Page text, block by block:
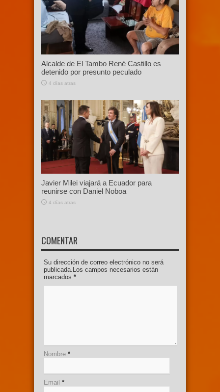
Alcalde de El Tambo René Castillo es
detenido por presunto peculado
4 días atras
Javier Milei viajará a Ecuador para
reunirse con Daniel Noboa
4 días atras
COMENTAR
Su dirección de correo electrónico no será
publicada.Los campos necesarios están
marcados *
Nombre *
Email *